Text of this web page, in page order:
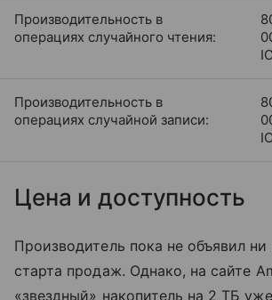
Производительность в
операциях случайного чтения:
Производительность в
операциях случайной записи:
Цена и доступность
Производитель пока не объявил
старта продаж. Однако, на сайте
«звездный» накопитель на 2 ТБ